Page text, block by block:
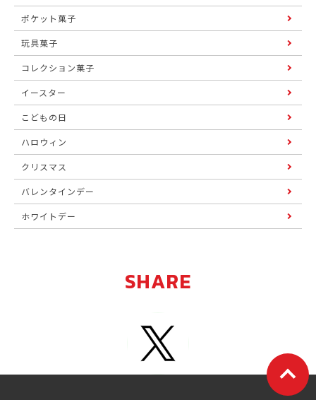
ポケット菓子
玩具菓子
コレクション菓子
イースター
こどもの日
ハロウィン
クリスマス
バレンタインデー
ホワイトデー
SHARE